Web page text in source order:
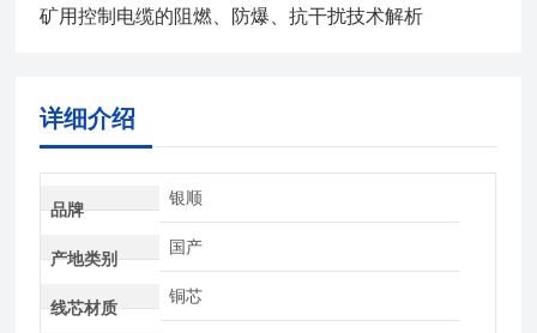
矿用控制电缆的阻燃、防爆、抗干扰技术解析
详细介绍
品牌
银顺
产地类别
国产
线芯材质
铜芯